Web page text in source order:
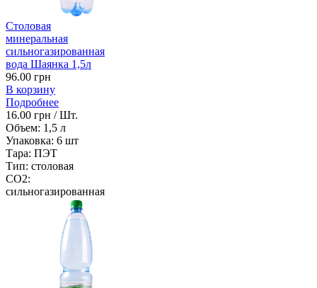
Столовая
минеральная
сильногазированная
вода Шаянка 1,5л
96.00 грн
В корзину
Подробнее
16.00 грн / Шт.
Объем: 1,5 л
Упаковка: 6 шт
Тара: ПЭТ
Тип: столовая
CO2:
сильногазированная